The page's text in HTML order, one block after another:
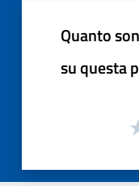
Quanto
su questa